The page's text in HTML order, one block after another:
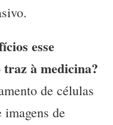
esse
à medicina?
de células
de